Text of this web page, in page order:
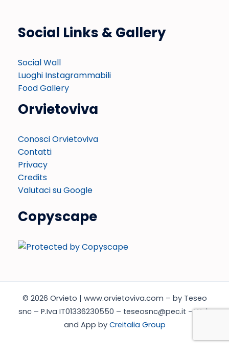
Social Links & Gallery
Social Wall
Luoghi Instagrammabili
Food Gallery
Orvietoviva
Conosci Orvietoviva
Contatti
Privacy
Credits
Valutaci su Google
Copyscape
© 2026 Orvieto | www.orvietoviva.com – by Teseo
snc – P.Iva IT01336230550 – teseosnc@pec.it - Web
and App by Creitalia Group